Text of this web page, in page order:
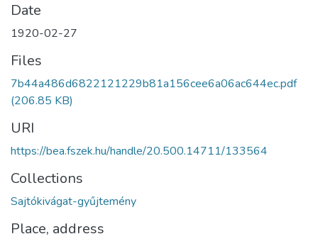
Date
1920-02-27
Files
7b44a486d6822121229b81a156cee6a06ac644ec.pdf
(206.85 KB)
URI
https://bea.fszek.hu/handle/20.500.14711/133564
Collections
Sajtókivágat-gyűjtemény
Place, address